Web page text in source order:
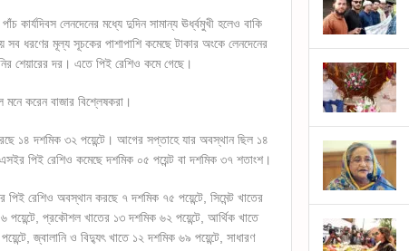
কার্যদিবস লেনদেনের মধ্যে দুদিন সামান্য ঊর্ধ্বমুখী হলেও বাকি
ধরণের মূল্য সূচকের পাশাপাশি কমেছে টাকার অংকে লেনদেনের
শেয়ারের দর। এতে পিই রেশিও কমে গেছে।
মনে করেন বাজার বিশ্লেষকরা।
১৪ দশমিক ৩২ পয়েন্টে। আগের সপ্তাহে যার অবস্থান ছিল ১৪
পিই রেশিও কমেছে দশমিক ০৫ পয়েন্ট বা দশমিক ৩৭ শতাংশ।
রেশিও অবস্থান করছে ৭ দশমিক ৭৫ পয়েন্টে, সিমেন্ট খাতের
পয়েন্টে, প্রকৌশল খাতের ১৩ দশমিক ৬২ পয়েন্টে, আর্থিক খাতে
জ্বালানি ও বিদ্যুৎ খাতে ১২ দশমিক ৬৯ পয়েন্টে, সাধারণ